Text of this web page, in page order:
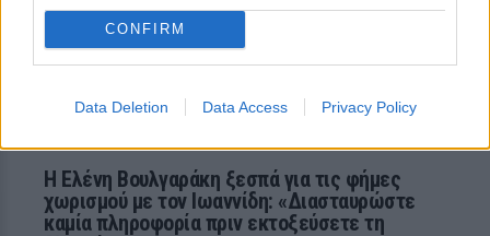
CONFIRM
Data Deletion Data Access Privacy Policy
Η Ελένη Βουλγαράκη ξεσπά για τις φήμες
χωρισμού με τον Ιωαννίδη: «Διασταυρώστε
καμία πληροφορία πριν εκτοξεύσετε τη